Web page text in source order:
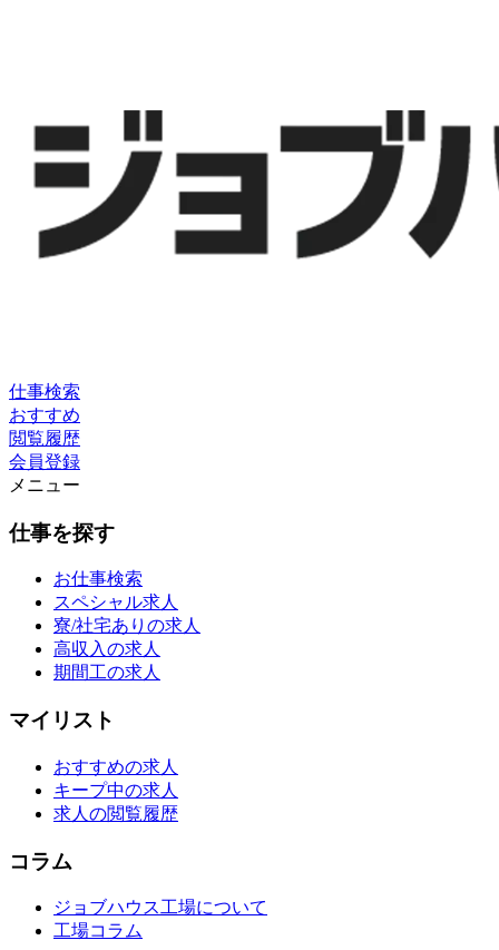
仕事検索
おすすめ
閲覧履歴
会員登録
メニュー
仕事を探す
お仕事検索
スペシャル求人
寮/社宅ありの求人
高収入の求人
期間工の求人
マイリスト
おすすめの求人
キープ中の求人
求人の閲覧履歴
コラム
ジョブハウス工場について
工場コラム